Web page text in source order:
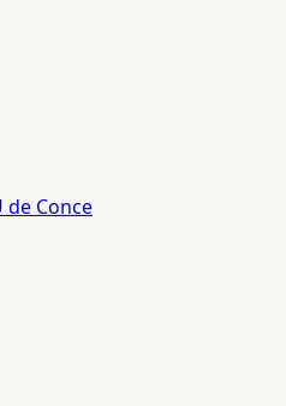
de Conce